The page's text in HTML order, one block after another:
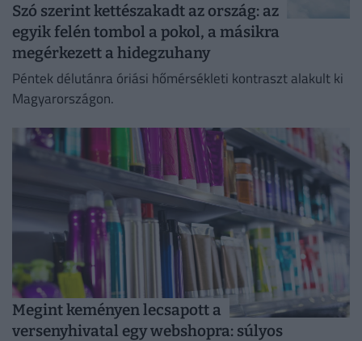
Szó szerint kettészakadt az ország: az
egyik felén tombol a pokol, a másikra
megérkezett a hidegzuhany
Péntek délutánra óriási hőmérsékleti kontraszt alakult ki
Magyarországon.
Megint keményen lecsapott a
versenyhivatal egy webshopra: súlyos